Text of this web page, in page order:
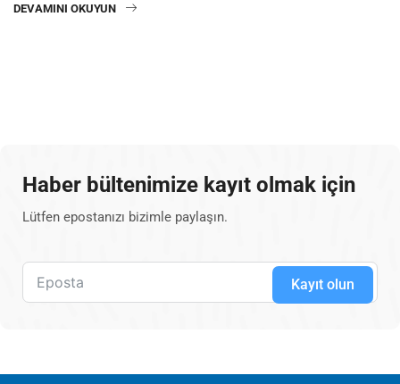
DEVAMINI OKUYUN
Haber bültenimize kayıt olmak için
Lütfen epostanızı bizimle paylaşın.
Kayıt olun